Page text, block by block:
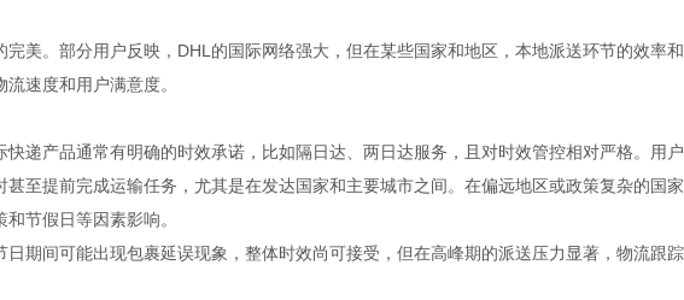
美。部分用户反映，DHL的国际网络强大，但在某些国家和地区，本地派送环节的效率
速度和用户满意度。
递产品通常有明确的时效承诺，比如隔日达、两日达服务，且对时效管控相对严格。用
至提前完成运输任务，尤其是在发达国家和主要城市之间。在偏远地区或政策复杂的国家
节假日等因素影响。
期间可能出现包裹延误现象，整体时效尚可接受，但在高峰期的派送压力显著，物流跟